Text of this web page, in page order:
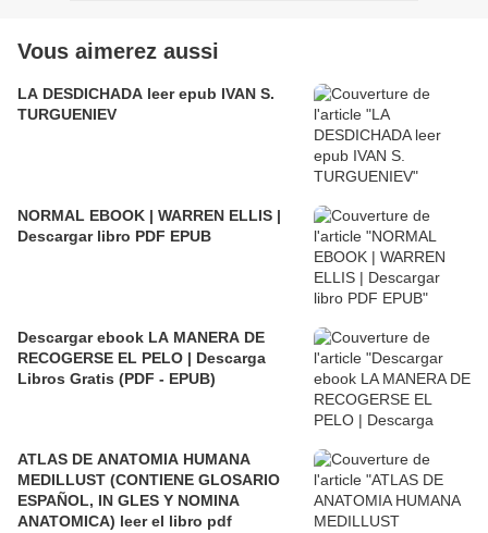
Vous aimerez aussi
LA DESDICHADA leer epub IVAN S.
TURGUENIEV
NORMAL EBOOK | WARREN ELLIS |
Descargar libro PDF EPUB
Descargar ebook LA MANERA DE
RECOGERSE EL PELO | Descarga
Libros Gratis (PDF - EPUB)
ATLAS DE ANATOMIA HUMANA
MEDILLUST (CONTIENE GLOSARIO
ESPAÑOL, IN GLES Y NOMINA
ANATOMICA) leer el libro pdf